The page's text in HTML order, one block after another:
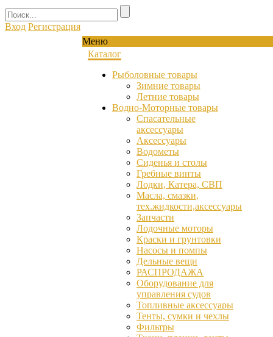
Вход Регистрация
Меню
Каталог
Рыболовные товары
Зимние товары
Летние товары
Водно-Моторные товары
Спасательные
аксессуары
Аксессуары
Водометы
Сиденья и столы
Гребные винты
Лодки, Катера, СВП
Масла, смазки,
тех.жидкости,аксессуары
Запчасти
Лодочные моторы
Краски и грунтовки
Насосы и помпы
Дельные вещи
РАСПРОДАЖА
Оборудование для
управления судов
Топливные аксессуары
Тенты, сумки и чехлы
Фильтры